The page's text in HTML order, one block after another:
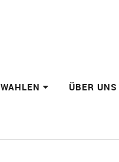
WAHLEN ÜBER UNS